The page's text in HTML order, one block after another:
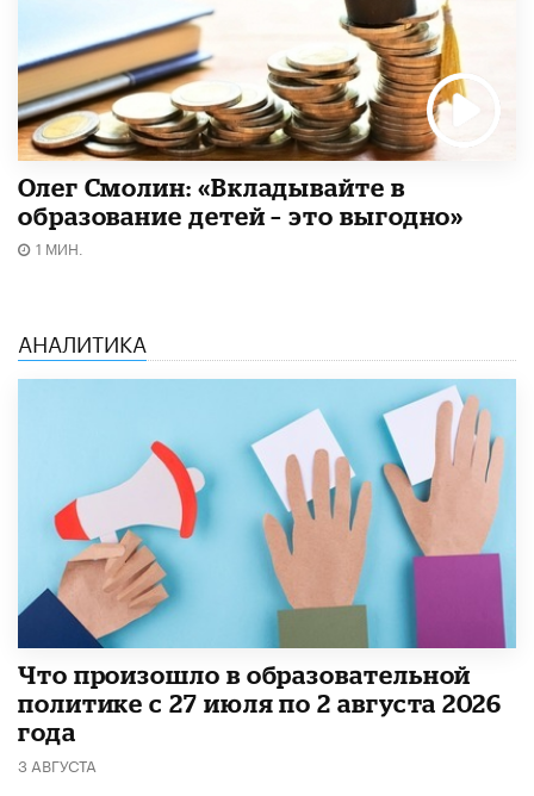
Олег Смолин: «Вкладывайте в
образование детей – это выгодно»
1 МИН.
АНАЛИТИКА
​Что произошло в образовательной
политике с 27 июля по 2 августа 2026
года
3 АВГУСТА